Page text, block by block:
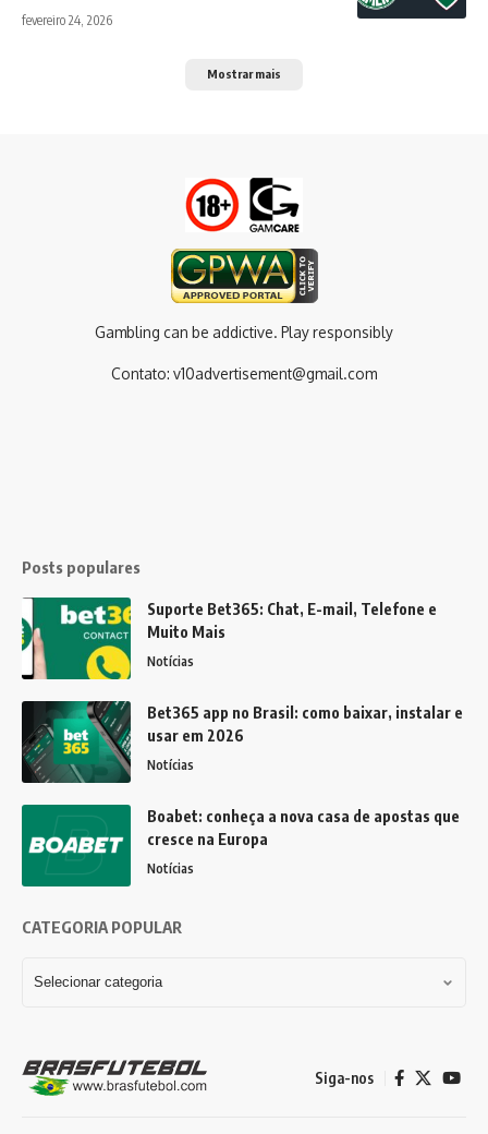
fevereiro 24, 2026
Mostrar mais
Gambling can be addictive. Play responsibly
Contato: v10advertisement@gmail.com
Posts populares
Suporte Bet365: Chat, E-mail, Telefone e
Muito Mais
Notícias
Bet365 app no Brasil: como baixar, instalar e
usar em 2026
Notícias
Boabet: conheça a nova casa de apostas que
cresce na Europa
Notícias
CATEGORIA POPULAR
Siga-nos